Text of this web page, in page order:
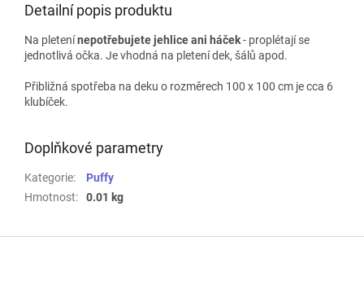
Detailní popis produktu
Na pletenínepotřebujete jehlice ani háček- proplétají se
jednotlivá očka. Je vhodná na pletení dek, šálů apod.
Přibližná spotřeba na deku o rozměrech 100 x 100 cm je cca 6
klubíček.
Doplňkové parametry
Kategorie:
Puffy
Hmotnost: 0.01 kg